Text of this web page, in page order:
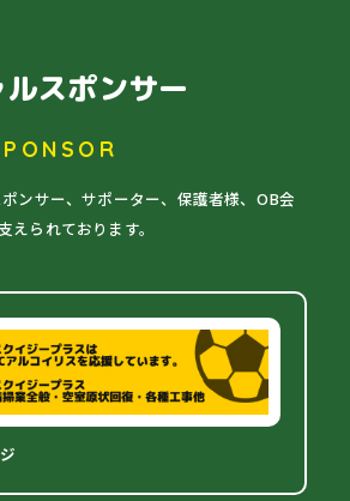
スポンサー
ンサー、サポーター、保護者様、OB会
えられております。